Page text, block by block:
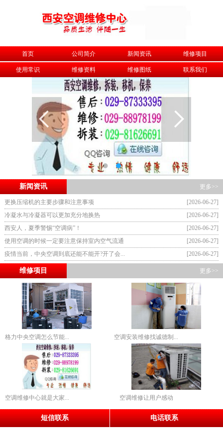
首页 公司简介 新闻资讯 维修项目
使用常识 维修资料 维修图纸 联系我们
新闻资讯 更多>>
[2026-06-27]
更换压缩机的主要步骤和注意事项
[2026-06-27]
冷凝水与冷凝器可以更加充分地换热
[2026-06-27]
西安人，夏季警惕“空调病”！
[2026-06-27]
使用空调的时候一定要注意保持室内空气流通
[2026-06-27]
疫情当前，中央空调到底还能不能开?开了会...
维修项目 更多>>
格力中央空调怎么节能... 空调安装维修找诚德制...
空调维修中心就是大家... 空调维修让用户感动
短信联系 电话联系